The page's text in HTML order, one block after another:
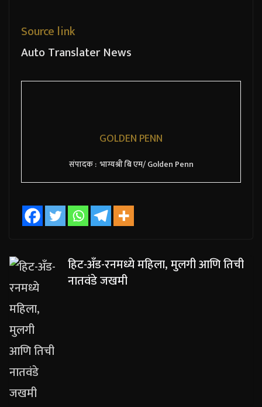
Source link
Auto Translater News
GOLDEN PENN
संपादक : भाग्यश्री बि एम/ Golden Penn
हिट-अँड-रनमध्ये महिला, मुलगी आणि तिची
नातवंडे जखमी